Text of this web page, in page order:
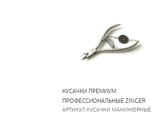
КУСАЧКИ ПРЕМИУМ
ПРОФЕССИОНАЛЬНЫЕ ZINGER
АРТИКУЛ КУСАЧКИ МАНИКЮРНЫЕ